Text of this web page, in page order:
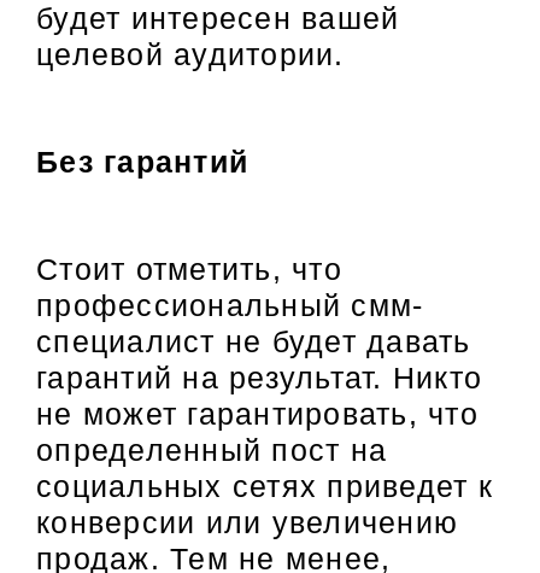
будет интересен вашей
целевой аудитории.
Без гарантий
Стоит отметить, что
профессиональный смм-
специалист не будет давать
гарантий на результат. Никто
не может гарантировать, что
определенный пост на
социальных сетях приведет к
конверсии или увеличению
продаж. Тем не менее,